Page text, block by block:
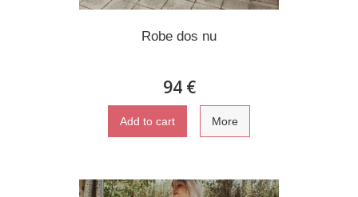
Robe dos nu
94 €
Add to cart More